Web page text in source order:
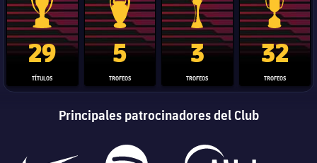
Trofeo de La Liga
29
TÍTULOS
Trofeo de la Liga de Campeones
5
TROFEOS
Trofeo del Mundial de
3
TROFEOS
Copa del
32
TROFEOS
Principales patrocinadores del Club